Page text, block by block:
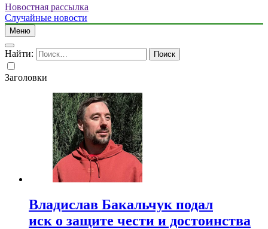
Новостная рассылка
Случайные новости
Меню
Найти:
Заголовки
Владислав Бакальчук подал
иск о защите чести и достоинства